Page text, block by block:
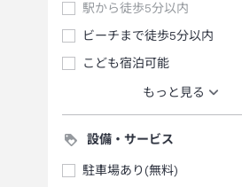
駅から徒歩5分以内
ビーチまで徒歩5分以内
こども宿泊可能
もっと見る
設備・サービス
駐車場あり(無料)